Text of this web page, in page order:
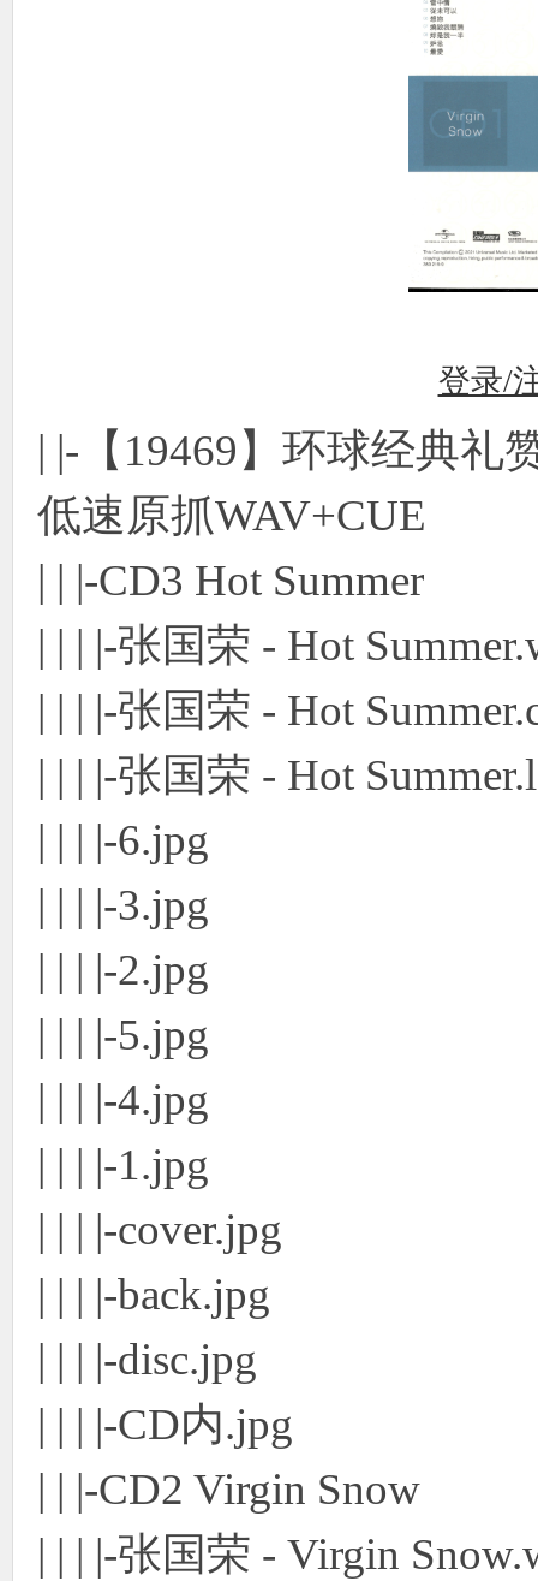
登录/
| |-【19469】环球经典礼
低速原抓WAV+CUE
| | |-CD3 Hot Summer
| | | |-张国荣 - Hot
| | | |-张国荣 - Hot
| | | |-张国荣 - Hot
| | | |-6.jpg
| | | |-3.jpg
| | | |-2.jpg
| | | |-5.jpg
| | | |-4.jpg
| | | |-1.jpg
| | | |-cover.jpg
| | | |-back.jpg
| | | |-disc.jpg
| | | |-CD内.jpg
| | |-CD2 Virgin Snow
| | | |-张国荣 - Virgin